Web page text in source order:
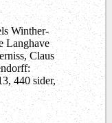
Winther-
Langhave
Claus
440 sider,